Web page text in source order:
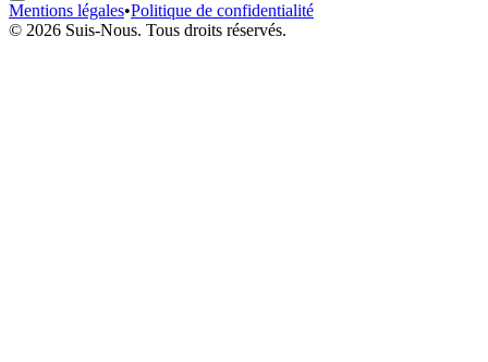
Mentions légales•Politique de confidentialité
© 2026 Suis-Nous. Tous droits réservés.